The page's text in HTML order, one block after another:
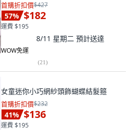
首購折扣價$427
57% $182
運費 $195
8/11 星期二 預計送達
WOW免運
(21)
女童迷你小巧網紗頭飾蝴蝶結髮箍
首購折扣價$232
41% $136
運費 $195